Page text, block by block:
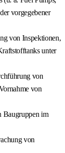
vorgegebener
von Inspektionen,
unter
von
von
Baugruppen im
von